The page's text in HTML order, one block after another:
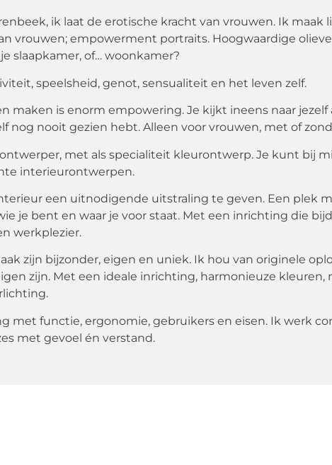
ik laat de erotische kracht van vrouwen. Ik maak
vrouwen; empowerment portraits. Hoogwaardige
slaapkamer, of… woonkamer?
speelsheid, genot, sensualiteit en het leven zelf.
maken is enorm empowering. Je kijkt ineens naar jezelf
nog nooit gezien hebt. Alleen voor vrouwen, met of
met als specialiteit kleurontwerp. Je kunt bij
interieurontwerpen.
een uitnodigende uitstraling te geven. Een plek
je bent en waar je voor staat. Met een inrichting die
werkplezier.
zijn bijzonder, eigen en uniek. Ik hou van originele
zijn. Met een ideale inrichting, harmonieuze kleuren,
met functie, ergonomie, gebruikers en eisen. Ik werk
met gevoel én verstand.